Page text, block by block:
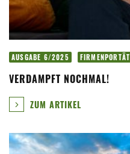
AUSGABE 6/2025 FIRMENPORTÄT
VERDAMPFT NOCHMAL!
ZUM ARTIKEL